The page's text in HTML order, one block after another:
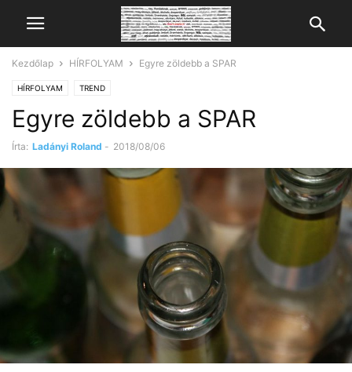
Kezdőlap HÍRFOLYAM Egyre zöldebb a SPAR
HÍRFOLYAM TREND
Egyre zöldebb a SPAR
Írta: Ladányi Roland - 2018/08/06